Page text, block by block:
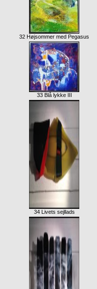
32 Højsommer med Pegasus
33 Blå lykke III
34 Livets sejllads